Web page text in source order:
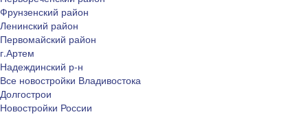
Фрунзенский район
Ленинский район
Первомайский район
г.Артем
Надеждинский р-н
Все новостройки Владивостока
Долгострои
Новостройки России